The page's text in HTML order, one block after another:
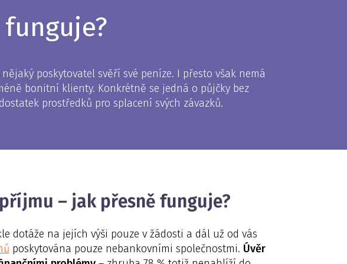
poskytovatel svěří své peníze. I přesto však nemá
bonitní klienty. Konkrétně se jedná o půjčky bez
prostředků pro splacení svých závazků.
– jak přesně funguje?
dotáže na jejích výši pouze v žádosti a dál už od vás
poskytována pouze nebankovními společnostmi. Úvěr